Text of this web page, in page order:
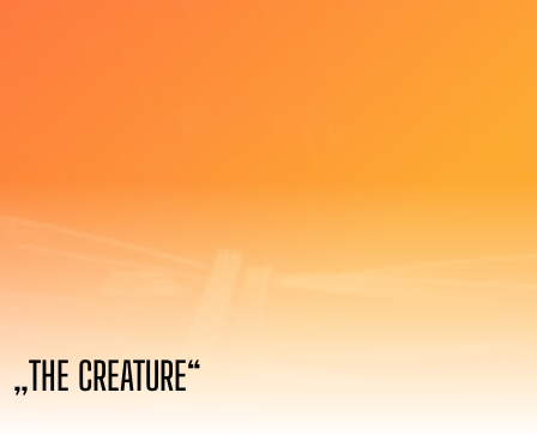
„THE CREATURE“